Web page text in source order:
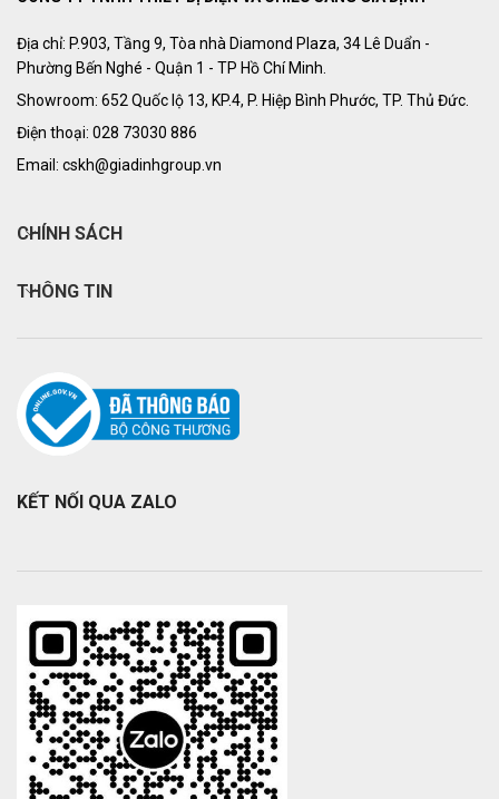
Địa chỉ: P.903, Tầng 9, Tòa nhà Diamond Plaza, 34 Lê Duẩn -
Phường Bến Nghé - Quận 1 - TP Hồ Chí Minh.
Showroom: 652 Quốc lộ 13, KP.4, P. Hiệp Bình Phước, TP. Thủ Đức.
Điện thoại: 028 73030 886
Email: cskh@giadinhgroup.vn
CHÍNH SÁCH
THÔNG TIN
KẾT NỐI QUA ZALO